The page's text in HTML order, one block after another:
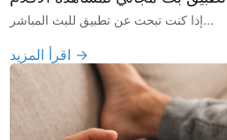
إذا كنت تبحث عن تطبيق للبث المباشر...
اقرأ المزيد →